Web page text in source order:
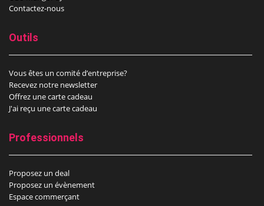
Contactez-nous
Outils
Vous êtes un comité d’entreprise?
Recevez notre newsletter
Offrez une carte cadeau
J'ai reçu une carte cadeau
Professionnels
Proposez un deal
Proposez un évènement
Espace commerçant